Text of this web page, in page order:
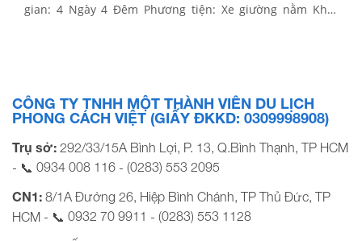
gian: 4 Ngày 4 Đêm Phương tiện: Xe giường nằm Khởi
CÔNG TY TNHH MỘT THÀNH VIÊN DU LỊCH
PHONG CÁCH VIỆT (GIẤY ĐKKD: 0309998908)
Trụ sở: 292/33/15A Bình Lợi, P. 13, Q.Bình Thạnh, TP HCM
- 📞 0934 008 116 - (0283) 553 2095
CN1: 8/1A Đường 26, Hiệp Bình Chánh, TP Thủ Đức, TP
HCM - 📞 0932 70 9911 - (0283) 553 1128